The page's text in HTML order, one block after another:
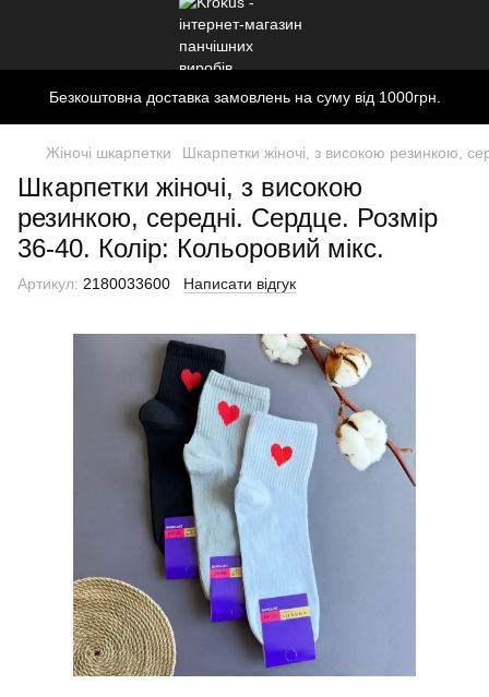
Безкоштовна доставка замовлень на суму від 1000грн.
Жіночі шкарпетки Шкарпетки жіночі, з високою резинкою,
Шкарпетки жіночі, з високою
резинкою, середні. Сердце. Розмір
36-40. Колір: Кольоровий мікс.
Артикул: 2180033600 Написати відгук